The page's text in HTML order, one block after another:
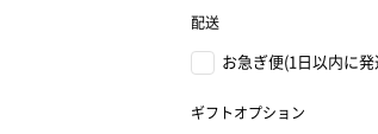
配送
お急ぎ便(1日以内に
ギフトオプション